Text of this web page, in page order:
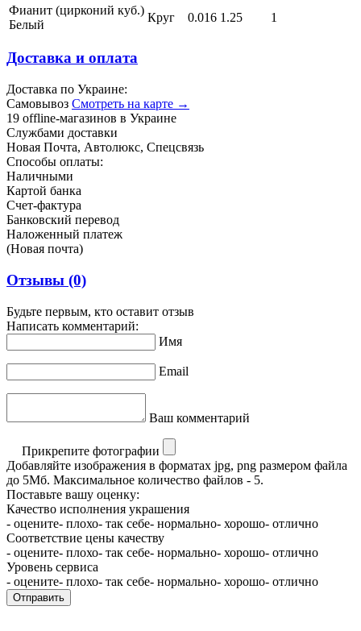
Фианит (цирконий куб.)
Белый
Круг 0.016 1.25 1
Доставка и оплата
Доставка по Украине:
Самовывоз Смотреть на карте →
19 offline-магазинов в Украине
Службами доставки
Новая Почта, Автолюкс, Спецсвязь
Способы оплаты:
Наличными
Картой банка
Счет-фактура
Банковский перевод
Наложенный платеж
(Новая почта)
Отзывы (0)
Будьте первым, кто оставит отзыв
Написать комментарий:
Имя
Email
Ваш комментарий
Прикрепите фотографии
Добавляйте изображения в форматах jpg, png размером файла
до 5Мб. Максимальное количество файлов - 5.
Поставьте вашу оценку:
Качество исполнения украшения
- оцените- плохо- так себе- нормально- хорошо- отлично
Соответствие цены качеству
- оцените- плохо- так себе- нормально- хорошо- отлично
Уровень сервиса
- оцените- плохо- так себе- нормально- хорошо- отлично
Отправить